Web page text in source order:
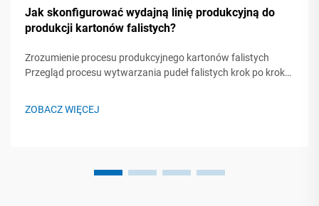
Jak skonfigurować wydajną linię produkcyjną do
produkcji kartonów falistych?
Zrozumienie procesu produkcyjnego kartonów falistych
Przegląd procesu wytwarzania pudeł falistych krok po kroku
pięć kluczowych etapów...
ZOBACZ WIĘCEJ